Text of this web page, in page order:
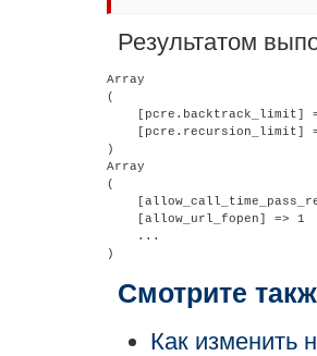
Результатом
Array
(
[pcre.backtrack_limit]
[pcre.recursion_limit]
)
Array
(
    [allow_url_fopen] => 1
    ...
Смотрите
Как изменить